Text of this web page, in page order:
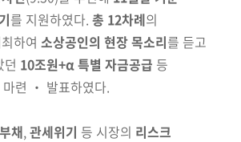
를 지원하였다. 총 12차례의
하여 소상공인의 현장목소리를 듣고
던 10조원+α 특별 자금공급 등
마련 ‧ 발표하였다.
채,관세위기 등 시장의 리스크